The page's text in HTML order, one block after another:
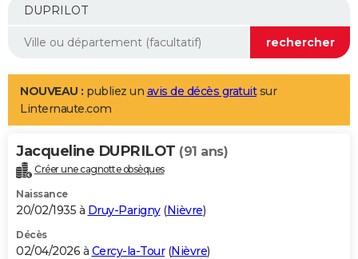
Mobiles
Meilleur smartphone
Internet
Ordinateurs
Jeux vidéo
Guide high-tech
Aménagement intérieur
LIFESTYLE
Art de vivre
Bien-être
Loisirs
Mode
Modes de vie
Alimentation
Guide de la santé
Maladies
Médicaments
Sommeil
VOYAGE
Destinations
City break
Voyage nature
Voyage de noces
Forum
Climat
+PHOTO
GUIDES D'ACHAT
BONS PLANS
NOUVEAU : publiez un avis de décès gratuitsur
Linternaute.com
Jacqueline DUPRILOT (91 ans)
Créer une cagnotte obsèques
Naissance
20/02/1935 à Druy-Parigny(Nièvre)
Décès
02/04/2026 à Cercy-la-Tour(Nièvre)